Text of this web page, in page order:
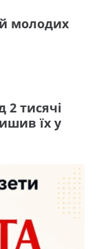
молодих
2 тисячі
їх у